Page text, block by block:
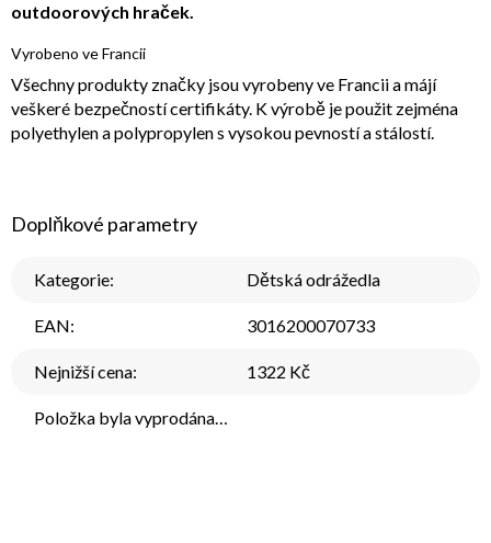
outdoorových hraček.
Vyrobeno ve Francii
Všechny produkty značky jsou vyrobeny ve Francii a májí
veškeré bezpečností certifikáty. K výrobě je použit zejména
polyethylen a polypropylen s vysokou pevností a stálostí.
Doplňkové parametry
Kategorie: Dětská odrážedla
EAN: 3016200070733
Nejnižší cena: 1322 Kč
Položka byla vyprodána…